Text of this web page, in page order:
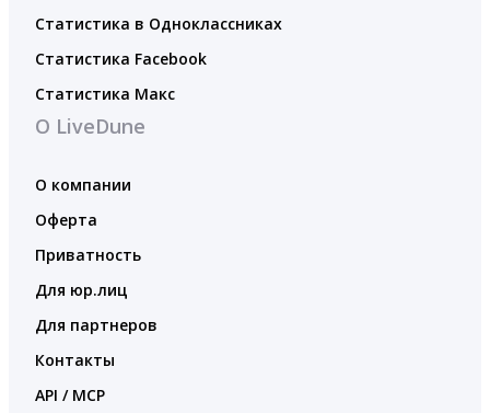
Статистика в Одноклассниках
Статистика Facebook
Статистика Макс
О LiveDune
О компании
Оферта
Приватность
Для юр.лиц
Для партнеров
Контакты
API / MCP